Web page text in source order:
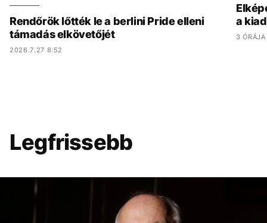
Rendőrök lőtték le a berlini Pride elleni
támadás elkövetőjét
2026.7.27 8:52
a
3 ÓRÁJA
Legfrissebb